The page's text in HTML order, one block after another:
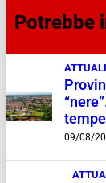
Potrebbe
09/08/